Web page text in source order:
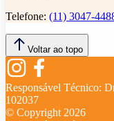
Telefone: (11) 3047-
Voltar ao topo
Responsável Técnico:
102037
© Copyright2026